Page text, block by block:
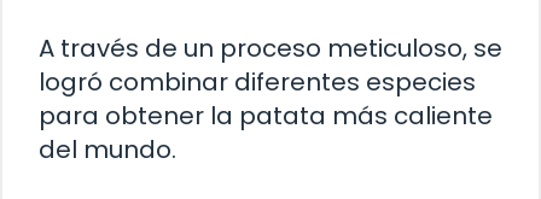
A través de un proceso meticuloso, se
logró combinar diferentes especies
para obtener la patata más caliente
del mundo.